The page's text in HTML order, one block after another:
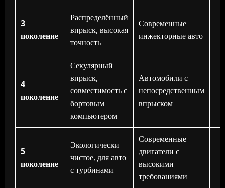
3
поколение
Распределённый
впрыск, высокая
точность
Современные
инжекторные авто
4
поколение
Секулярный
впрыск,
совместимость с
бортовым
компьютером
Автомобили с
непосредственным
впрыском
5
поколение
Экологически
чистое, для авто
с турбинами
Современные
двигатели с
высокими
требованиями